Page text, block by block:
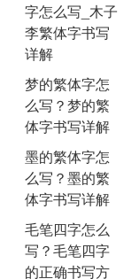
字怎么写_木子
李繁体字书写
详解
梦的繁体字怎
么写？梦的繁
体字书写详解
墨的繁体字怎
么写？墨的繁
体字书写详解
毛笔四字怎么
写？毛笔四字
的正确书写方